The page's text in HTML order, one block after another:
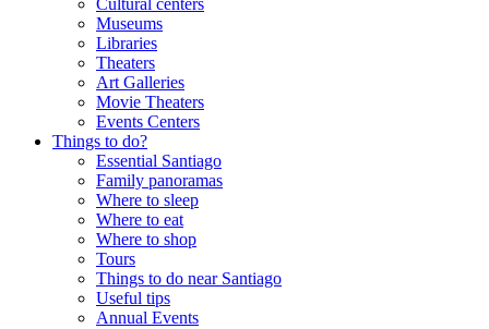
Cultural centers
Museums
Libraries
Theaters
Art Galleries
Movie Theaters
Events Centers
Things to do?
Essential Santiago
Family panoramas
Where to sleep
Where to eat
Where to shop
Tours
Things to do near Santiago
Useful tips
Annual Events